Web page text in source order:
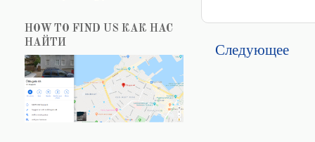
Следующее
HOW TO FIND US КАК НАС
НАЙТИ